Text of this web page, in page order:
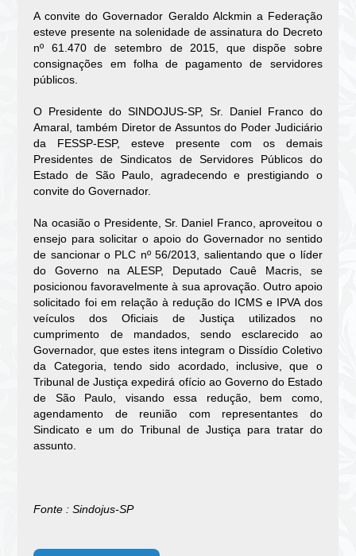
A convite do Governador Geraldo Alckmin a Federação
esteve presente na solenidade de assinatura do Decreto
nº 61.470 de setembro de 2015, que dispõe sobre
consignações em folha de pagamento de servidores
públicos.
O Presidente do SINDOJUS-SP, Sr. Daniel Franco do
Amaral, também Diretor de Assuntos do Poder Judiciário
da FESSP-ESP, esteve presente com os demais
Presidentes de Sindicatos de Servidores Públicos do
Estado de São Paulo, agradecendo e prestigiando o
convite do Governador.
Na ocasião o Presidente, Sr. Daniel Franco, aproveitou o
ensejo para solicitar o apoio do Governador no sentido
de sancionar o PLC nº 56/2013, salientando que o líder
do Governo na ALESP, Deputado Cauê Macris, se
posicionou favoravelmente à sua aprovação. Outro apoio
solicitado foi em relação à redução do ICMS e IPVA dos
veículos dos Oficiais de Justiça utilizados no
cumprimento de mandados, sendo esclarecido ao
Governador, que estes itens integram o Dissídio Coletivo
da Categoria, tendo sido acordado, inclusive, que o
Tribunal de Justiça expedirá ofício ao Governo do Estado
de São Paulo, visando essa redução, bem como,
agendamento de reunião com representantes do
Sindicato e um do Tribunal de Justiça para tratar do
assunto.
Fonte : Sindojus-SP